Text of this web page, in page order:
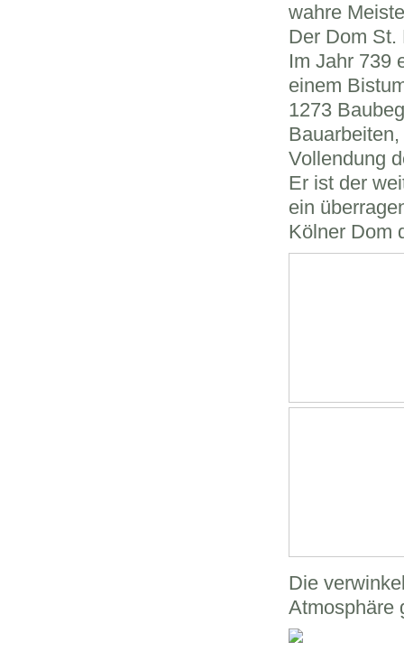
wahre
Der Dom St.
Im Jahr 739
einem
1273
Vollendung
Er ist der
ein
Kölner Dom
Die
Atmosphäre